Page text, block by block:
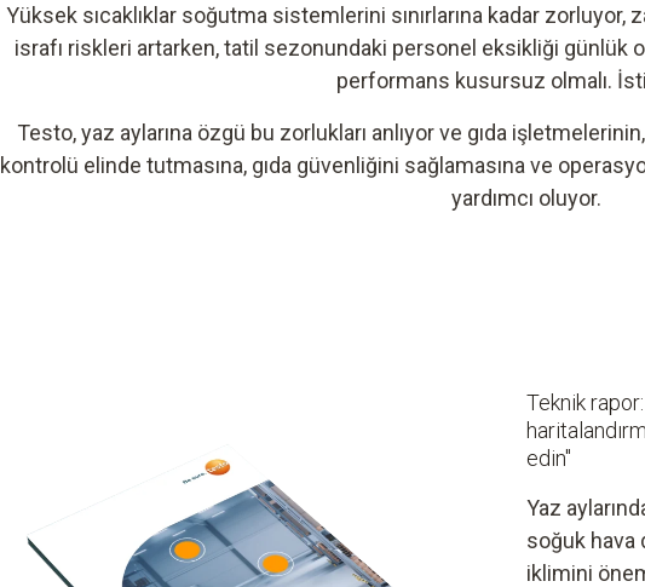
Yüksek sıcaklıklar soğutma sistemlerini sınırlarına kadar zorluyor,
israfı riskleri artarken, tatil sezonundaki personel eksikliği günlük
performans kusursuz olmalı.
Testo, yaz aylarına özgü bu zorlukları anlıyor ve gıda
kontrolü elinde tutmasına, gıda güvenliğini sağlamasına ve
yardımcı oluyor.
Teknik rapor:
edin"
Yaz
soğuk hava
iklimini